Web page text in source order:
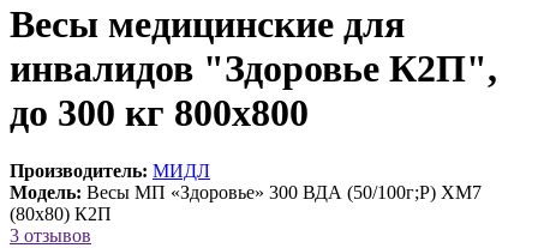
Весы медицинские для
инвалидов "Здоровье К2П",
до 300 кг 800х800
Производитель: МИДЛ
Модель: Весы МП «Здоровье» 300 ВДА (50/100г;Р) ХМ7
(80х80) К2П
3 отзывов